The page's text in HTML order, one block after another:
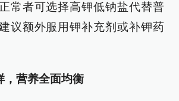
常者可选择高钾低钠盐代替普
议额外服用钾补充剂或补钾药
，营养全面均衡